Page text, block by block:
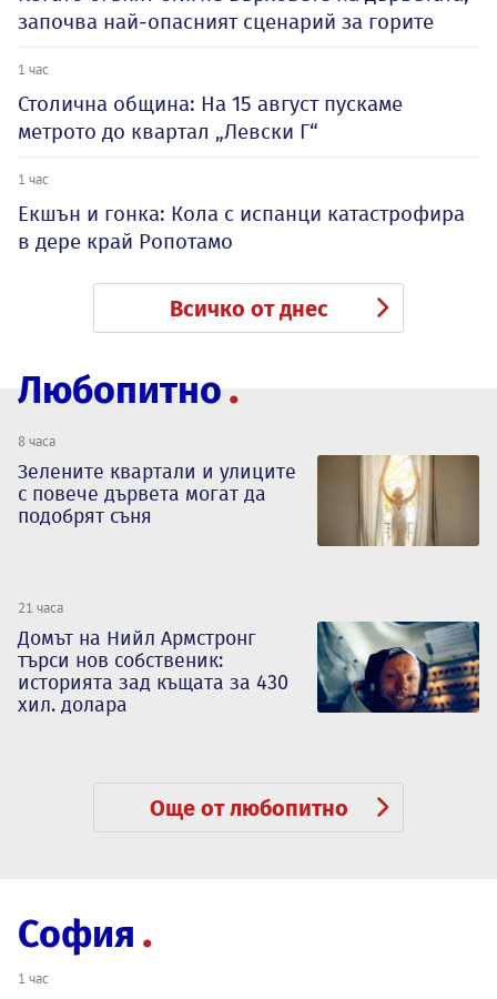
започва най-опасният сценарий за горите
1 час
Столична община: На 15 август пускаме
метрото до квартал „Левски Г“
1 час
Екшън и гонка: Кола с испанци катастрофира
в дере край Ропотамо
Всичко от днес
Любопитно
8 часа
Зелените квартали и улиците
с повече дървета могат да
подобрят съня
21 часа
Домът на Нийл Армстронг
търси нов собственик:
историята зад къщата за 430
хил. долара
Още от любопитно
София
1 час